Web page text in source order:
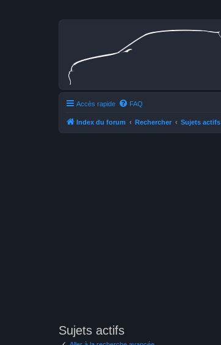
Accès rapide FAQ
Index du forum Rechercher Sujets actifs
Sujets actifs